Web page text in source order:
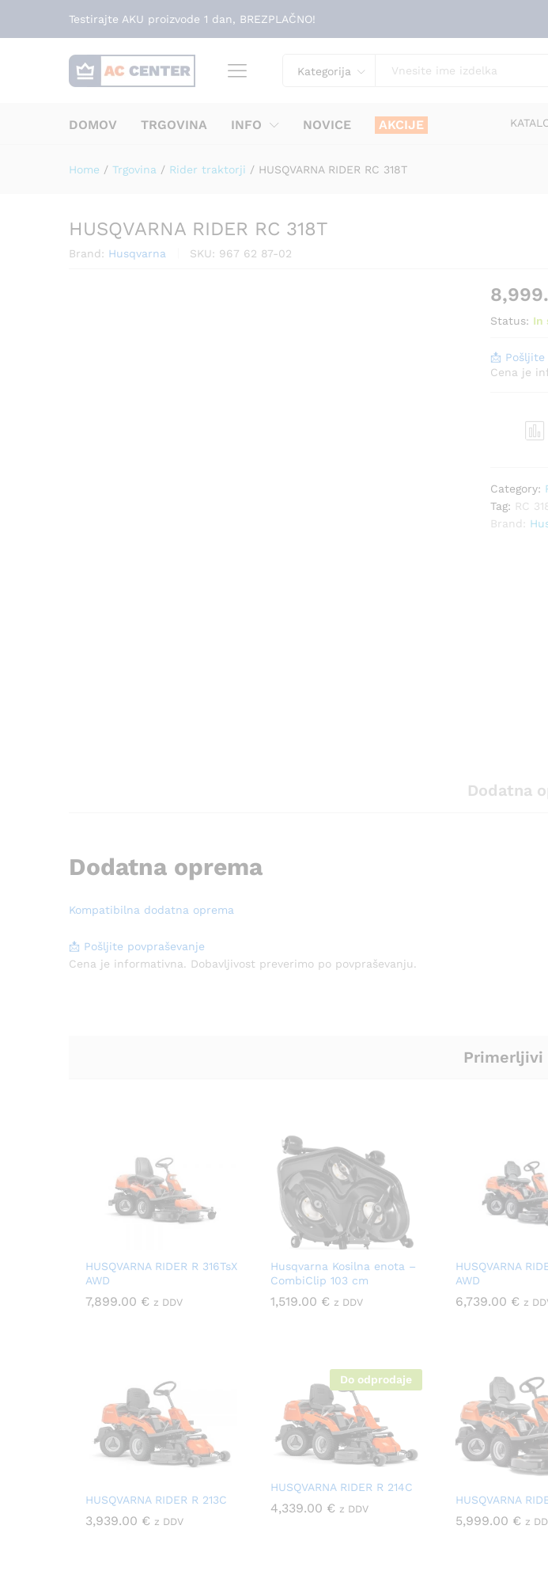
Testirajte AKU proizvode 1 dan, BREZPLAČNO!
Kategorija
DOMOV TRGOVINA INFO NOVICE AKCIJE
Home / Trgovina / Rider traktorji / HUSQVARNA RIDER RC 318T
HUSQVARNA RIDER RC 318T
Brand: Husqvarna SKU: 967 62 87-02
Status: In
📩 Pošljite
Cena je
Category:
Tag: RC
Brand:
Dodatna
Dodatna oprema
Kompatibilna dodatna oprema
📩 Pošljite povpraševanje
Cena je informativna. Dobavljivost preverimo po povpraševanju.
Primerljivi
HUSQVARNA RIDER R 316TsX
AWD
7,899.00 € z DDV
Husqvarna Kosilna enota –
CombiClip 103 cm
1,519.00 € z DDV
HUSQVARNA
AWD
6,739.00 € z
HUSQVARNA RIDER R 213C
3,939.00 € z DDV
Do odprodaje
HUSQVARNA RIDER R 214C
4,339.00 € z DDV
HUSQVARNA
5,999.00 € z
Dodatna oprema